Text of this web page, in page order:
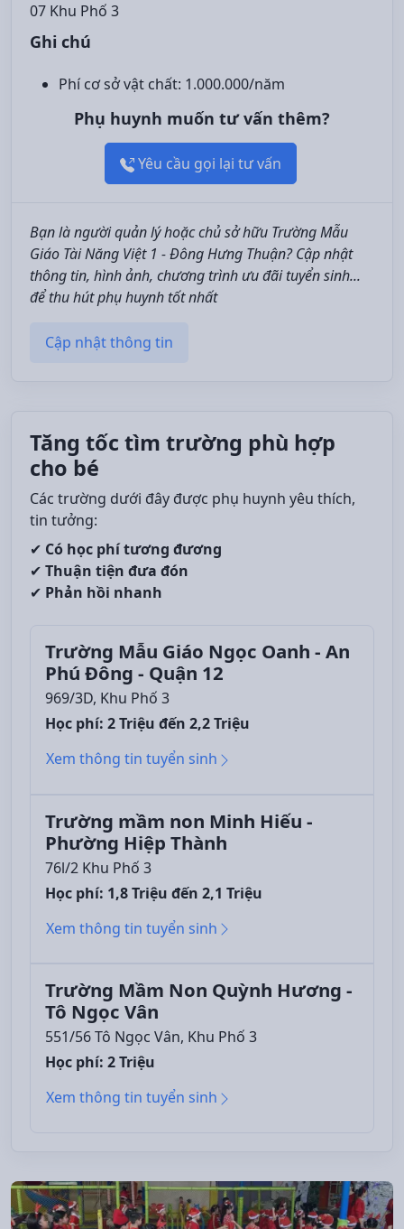
07 Khu Phố 3
Ghi chú
Phí cơ sở vật chất: 1.000.000/năm
Phụ huynh muốn tư vấn thêm?
Yêu cầu gọi lại tư vấn
Bạn là người quản lý hoặc chủ sở hữu Trường Mẫu
Giáo Tài Năng Việt 1 - Đông Hưng Thuận? Cập nhật
thông tin, hình ảnh, chương trình ưu đãi tuyển sinh...
để thu hút phụ huynh tốt nhất
Cập nhật thông tin
Tăng tốc tìm trường phù hợp
cho bé
Các trường dưới đây được phụ huynh yêu thích,
tin tưởng:
✔ Có học phí tương đương
✔ Thuận tiện đưa đón
✔ Phản hồi nhanh
Trường Mẫu Giáo Ngọc Oanh - An
Phú Đông - Quận 12
969/3D, Khu Phố 3
Học phí: 2 Triệu đến 2,2 Triệu
Xem thông tin tuyển sinh
Trường mầm non Minh Hiếu -
Phường Hiệp Thành
76l/2 Khu Phố 3
Học phí: 1,8 Triệu đến 2,1 Triệu
Xem thông tin tuyển sinh
Trường Mầm Non Quỳnh Hương -
Tô Ngọc Vân
551/56 Tô Ngọc Vân, Khu Phố 3
Học phí: 2 Triệu
Xem thông tin tuyển sinh